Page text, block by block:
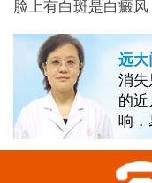
脸上有白斑是白癜风
远大
消
的
响，